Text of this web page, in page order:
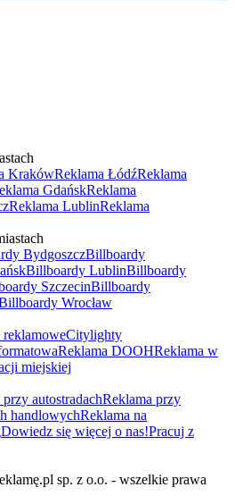
KrakówReklama ŁódźReklama
GdańskReklama
Reklama LublinReklama
BydgoszczBillboardy
Billboardy LublinBillboardy
SzczecinBillboardy
Wrocław
Citylighty
Reklama DOOHReklama w
miejskiej
autostradachReklama przy
handlowychReklama na
Dowiedz się więcej o nas!Pracuj z
sp. z o.o. - wszelkie prawa